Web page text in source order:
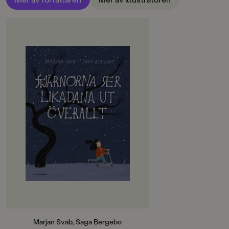
OM BOKEN
"Det är både glädjande och
hjärtskärande att läsa Marjan Svabs
och Saga Bergebos bilderbok
Stjärnorna ser likadana ut överallt."
Gunilla Brodrej, Sydsvenska
Dagbladet
Hala måste lämna sitt hem. Hennes
föräldrars stad bombas sönder och
de flyr, flyr på lastbilar och med båt.
Hala längtar hem och tittar på
stjärnorna, saknar
apelsinlundslukten och mormor
Marjan Svab, Saga Bergebo